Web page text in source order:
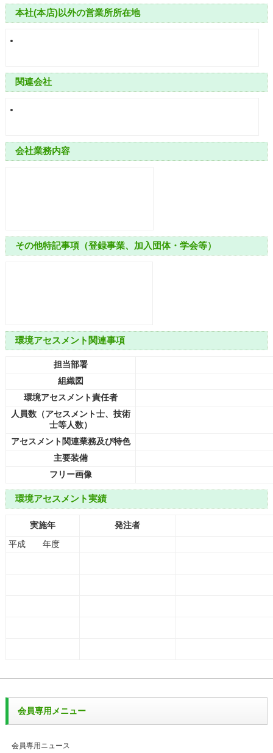
本社(本店)以外の営業所所在地
関連会社
会社業務内容
その他特記事項（登録事業、加入団体・学会等）
環境アセスメント関連事項
担当部署
組織図
環境アセスメント責任者
人員数（アセスメント士、技術
士等人数）
アセスメント関連業務及び特色
主要装備
フリー画像
環境アセスメント実績
実施年
発注者
平成 年度
会員専用メニュー
会員専用ニュース